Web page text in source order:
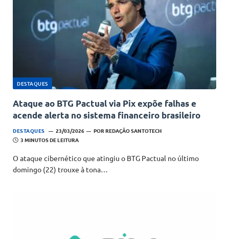
DESTAQUES
Ataque ao BTG Pactual via Pix expõe falhas e
acende alerta no sistema financeiro brasileiro
DESTAQUES 23/03/2026 POR REDAÇÃO SANTOTECH
3 MINUTOS DE LEITURA
O ataque cibernético que atingiu o BTG Pactual no último
domingo (22) trouxe à tona…